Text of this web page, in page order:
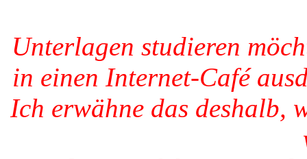
Unterlagen studieren
in einen Internet-Café
Ich erwähne das deshalb,